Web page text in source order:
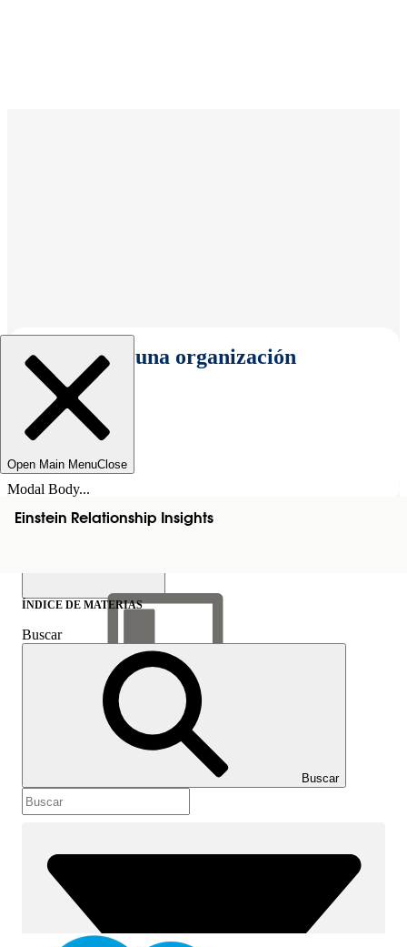
Seleccionar una organización
Open Main MenuClose
Modal Body...
Einstein Relationship Insights
Mostrar índice de
materias
Índice de materias
ÍNDICE DE MATERIAS
Buscar
Buscar